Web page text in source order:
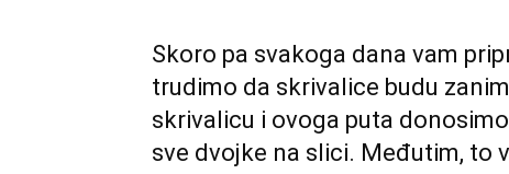
Skoro pa svakoga dana vam
trudimo da skrivalice budu
skrivalicu i ovoga puta
sve dvojke na slici. Međutim, to